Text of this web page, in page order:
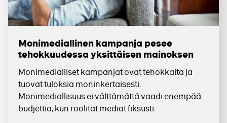
Monimediallinen kampanja pesee
tehokkuudessa yksittäisen mainoksen
Monimedialliset kampanjat ovat tehokkaita ja
tuovat tuloksia moninkertaisesti.
Monimediallisuus ei välttämättä vaadi enempää
budjettia, kun roolitat mediat fiksusti.